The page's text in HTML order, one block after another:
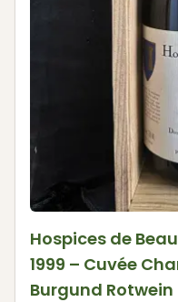
Hospices de
1999 – Cuvée
Burgund Rotwein